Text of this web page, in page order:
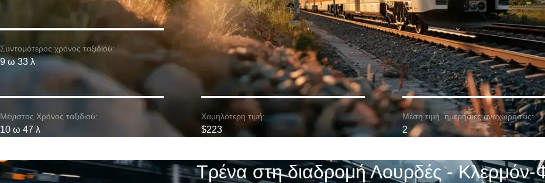
Συντομότερος χρόνος ταξιδιού:
9 ω 33 λ
Μέγιστος Χρόνος ταξιδιού:
10 ω 47 λ
Χαμηλότερη τιμή:
$223
Μέση τιμή. ημερήσιες αναχωρήσεις:
2
Τρένα στη διαδρομή Λουρδές - Κλερμόν-